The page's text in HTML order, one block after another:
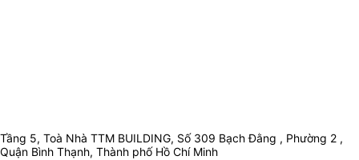
Tầng 5, Toà Nhà TTM BUILDING, Số 309 Bạch Đằng , Phường 2 ,
Quận Bình Thạnh, Thành phố Hồ Chí Minh